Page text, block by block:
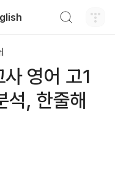
영어 고1
석, 한줄해